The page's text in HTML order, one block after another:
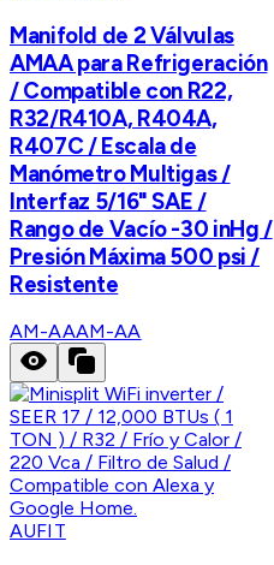
Manifold de 2 Válvulas
AMAA para Refrigeración
/ Compatible con R22,
R32/R410A, R404A,
R407C / Escala de
Manómetro Multigas /
Interfaz 5/16" SAE /
Rango de Vacío -30 inHg /
Presión Máxima 500 psi /
Resistente
AM-AAAM-AA
AUFIT